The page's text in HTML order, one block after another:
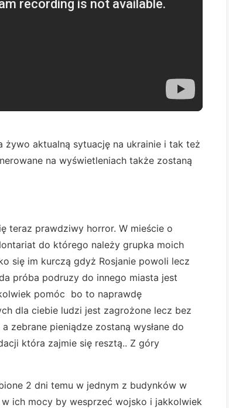
aktualną sytuację na ukrainie i tak też
na wyświetleniach także zostaną
teraz prawdziwy horror. W mieście o
do którego należy grupka moich
się im kurczą gdyż Rosjanie powoli lecz
próba podruzy do innego miasta jest
pomóc bo to naprawdę
dla ciebie ludzi jest zagrożone lecz bez
zebrane pieniądze zostaną wysłane do
która zajmie się resztą.. Z góry
2 dni temu w jednym z budynków w
ich mocy by wesprzeć wojsko i jakkolwiek